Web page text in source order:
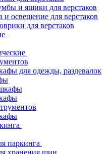
и ящики для верстаков
и освещение для верстаков
для верстаков
для одежды, раздевалок
паркинга
хранения шин